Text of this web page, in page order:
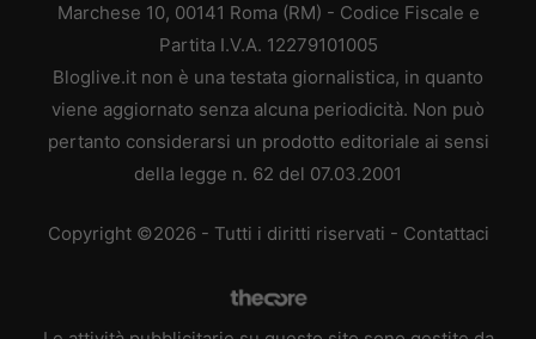
Marchese 10, 00141 Roma (RM) - Codice Fiscale e
Partita I.V.A. 12279101005
Bloglive.it non è una testata giornalistica, in quanto
viene aggiornato senza alcuna periodicità. Non può
pertanto considerarsi un prodotto editoriale ai sensi
della legge n. 62 del 07.03.2001
Copyright ©2026 - Tutti i diritti riservati - Contattaci